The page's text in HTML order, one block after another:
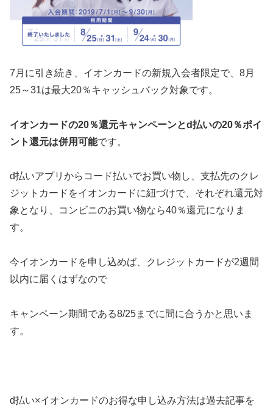
7月に引き続き、イオンカードの新規入会者限定で、8月
25～31は最大20％キャッシュバック対象です。
イオンカードの20％還元キャンペーンとd払いの20％ポイ
ント還元は併用可能です。
d払いアプリからコード払いでお買い物し、支払先のクレ
ジットカードをイオンカードに紐づけで、それぞれ還元対
象となり、コンビニのお買い物なら40％還元になりま
す。
今イオンカードを申し込めば、クレジットカードが2週間
以内に届くはずなので
キャンペーン期間である8/25までに間に合うかと思いま
す。
d払い×イオンカードのお得な申し込み方法は過去記事を